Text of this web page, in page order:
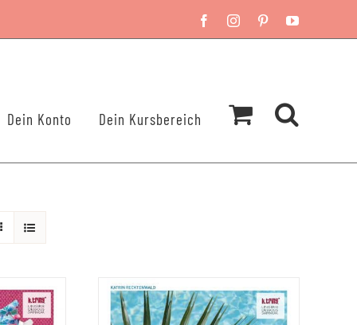
FacebookInstagram
Pinterest
Dein Konto Dein Kursbereich